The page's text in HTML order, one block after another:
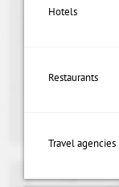
Hotels
Restaurants
Travel agencies